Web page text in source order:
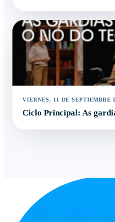
VIERNES, 11 DE SEPTIEMBRE
Ciclo Principal: As